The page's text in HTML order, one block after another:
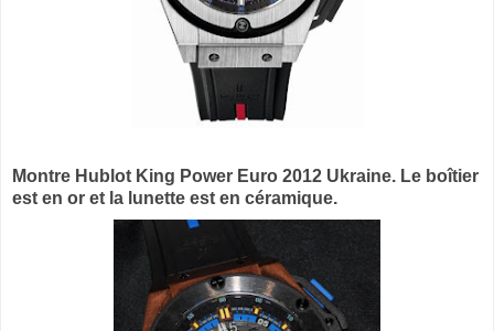
Montre Hublot King Power Euro 2012 Ukraine. Le boîtier
est en or et la lunette est en céramique.